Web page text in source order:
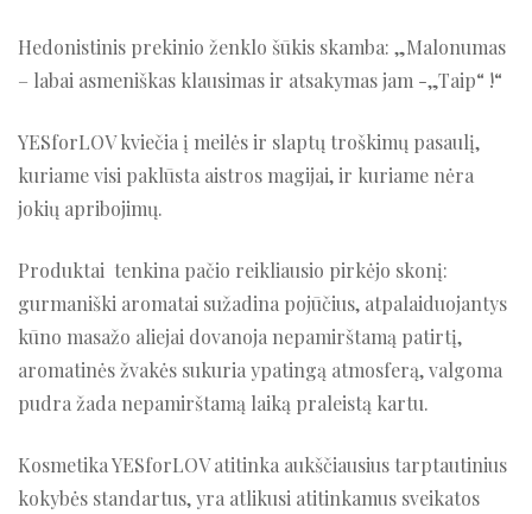
Hedonistinis prekinio ženklo šūkis skamba: „Malonumas
– labai asmeniškas klausimas ir atsakymas jam -„Taip“ !“
YESforLOV kviečia į meilės ir slaptų troškimų pasaulį,
kuriame visi paklūsta aistros magijai, ir kuriame nėra
jokių apribojimų.
Produktai tenkina pačio reikliausio pirkėjo skonį:
gurmaniški aromatai sužadina pojūčius, atpalaiduojantys
kūno masažo aliejai dovanoja nepamirštamą patirtį,
aromatinės žvakės sukuria ypatingą atmosferą, valgoma
pudra žada nepamirštamą laiką praleistą kartu.
Kosmetika YESforLOV atitinka aukščiausius tarptautinius
kokybės standartus, yra atlikusi atitinkamus sveikatos